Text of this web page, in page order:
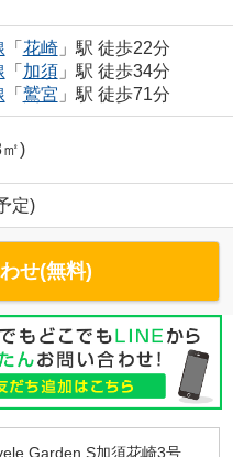
「 花崎」駅 徒歩22分
「 加須」駅 徒歩34分
「 鷲宮 」駅 徒歩71分
)
定)
せ(無料)
Garden.S加須花崎3号